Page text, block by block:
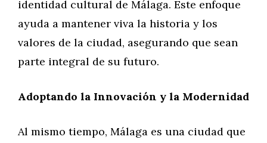
identidad cultural de Málaga. Este enfoque
ayuda a mantener viva la historia y los
valores de la ciudad, asegurando que sean
parte integral de su futuro.
Adoptando la Innovación y la Modernidad
Al mismo tiempo, Málaga es una ciudad que